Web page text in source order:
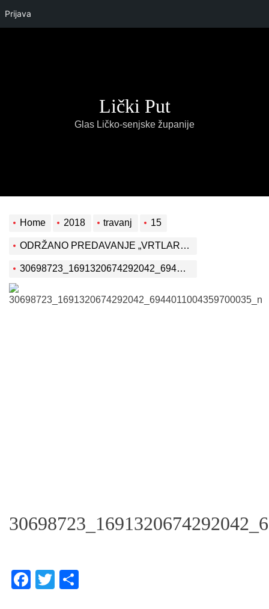
Prijava
Lički Put
Glas Ličko-senjske županije
Home 2018 travanj 15
ODRŽANO PREDAVANJE „VRTLARENJE U SKLADU S PRIRODOM“
30698723_1691320674292042_6944011004359700035_n
Facebook
Twitter